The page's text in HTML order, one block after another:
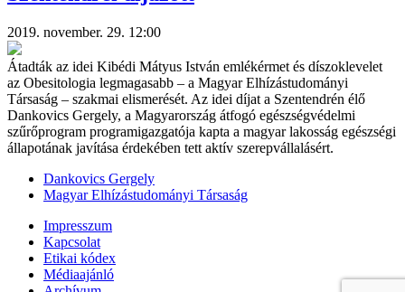
2019. november. 29. 12:00
Átadták az idei Kibédi Mátyus István emlékérmet és díszoklevelet
az Obesitologia legmagasabb – a Magyar Elhízástudományi
Társaság – szakmai elismerését. Az idei díjat a Szentendrén élő
Dankovics Gergely, a Magyarország átfogó egészségvédelmi
szűrőprogram programigazgatója kapta a magyar lakosság egészségi
állapotának javítása érdekében tett aktív szerepvállalásért.
Dankovics Gergely
Magyar Elhízástudományi Társaság
Impresszum
Kapcsolat
Etikai kódex
Médiaajánló